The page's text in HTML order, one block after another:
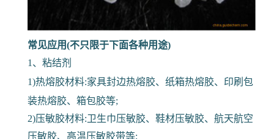
常见应用(不只限于下面各种用途)
1、粘结剂
1)热熔胶材料:家具封边热熔胶、纸箱热熔胶、印刷包
装热熔胶、箱包胶等;
2)压敏胶材料:卫生巾压敏胶、鞋材压敏胶、航天航空
压敏胶、高温压敏胶带等;